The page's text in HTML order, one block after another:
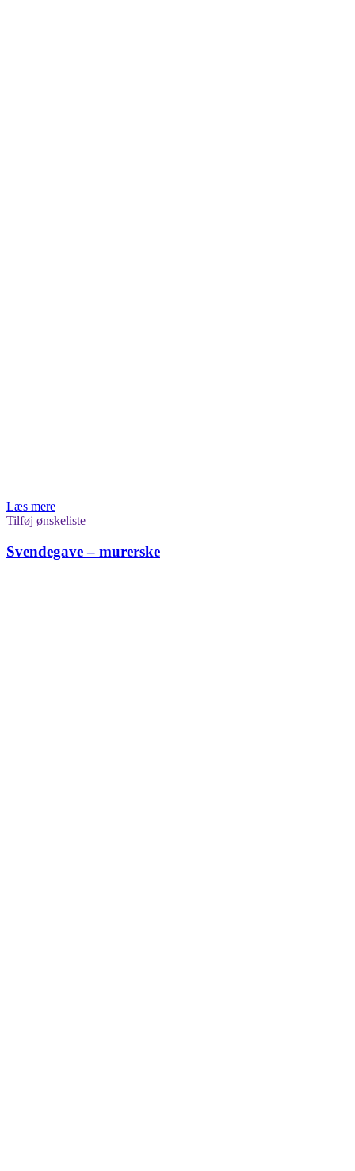
Læs mere
Tilføj ønskeliste
Svendegave – murerske